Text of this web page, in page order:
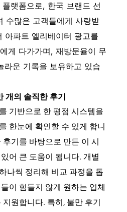
랫폼으로, 한국 브랜드 선
수많은 고객들에게 사랑받
아파트 엘리베이터 광고를
게 다가가며, 재방문율이 무
라운 기록을 보유하고 있습
개의 솔직한 후기
기반으로 한 평점 시스템을
한눈에 확인할 수 있게 합니
기를 바탕으로 만든 이 시
어 큰 도움이 됩니다. 개별
나씩 정리해 비교 과정을 돕
이 힘들지 않게 원하는 업체
원합니다. 특히, 불만 후기